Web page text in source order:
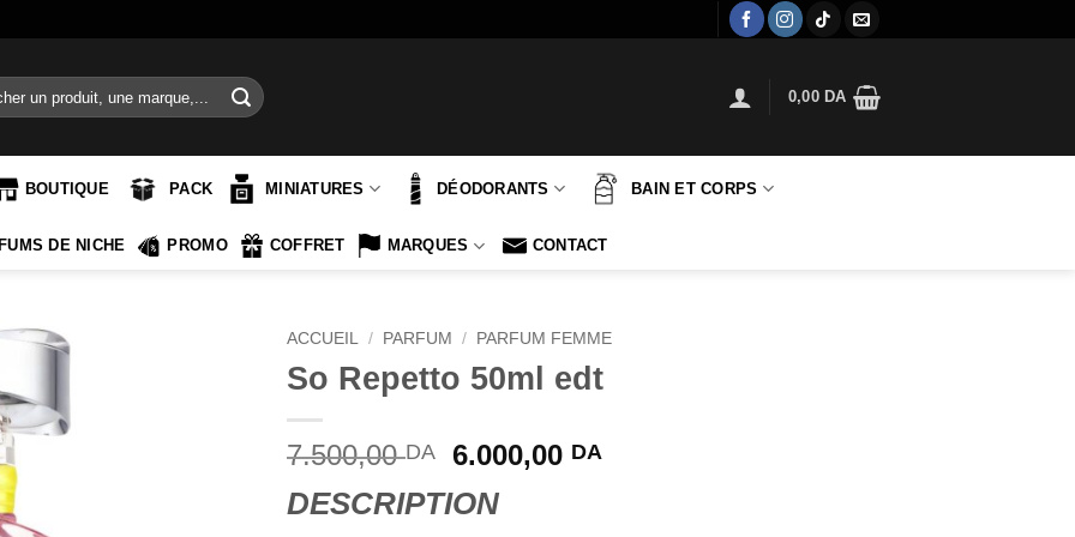
0,00 DA
BOUTIQUE PACK MINIATURES DÉODORANTS BAIN ET CORPS
DE NICHE PROMO COFFRET MARQUES CONTACT
ACCUEIL / PARFUM / PARFUM FEMME
So Repetto 50ml edt
7.500,00DA
Le
initial
6.000,00 DALe
DESCRIPTION